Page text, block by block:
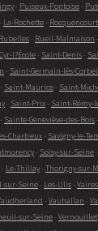
- Puiseux-Pontoise -
- La-Rochette - Rocquencourt
Rubelles - Rueil-Malmaison -
l?École - Saint-Denis -
- Saint-Germain-lès-
- Saint-Maurice - Saint-
- Saint-Prix - Saint-Rémy-
- Sainte-Geneviève-des-Bois -
Chartreux - Savigny-le-
- Soisy-sur-Seine -
- Le-Thillay - Thorigny-sur-
sur-Seine - Les-Ulis -
- Vauhallan -
sur-Seine - Vernouillet